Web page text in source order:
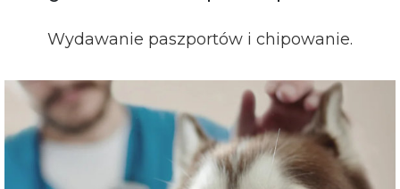
Wydawanie paszportów i chipowanie.